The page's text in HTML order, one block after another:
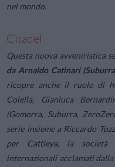
nel mondo.
Citadel
Questa nuova avveniristica
da Arnaldo Catinari
ricopre anche il ruolo di
Colella, Gianluca
(Gomorra, Suburra,
serie insieme a Riccardo
per Cattleya, la società
internazionali acclamati